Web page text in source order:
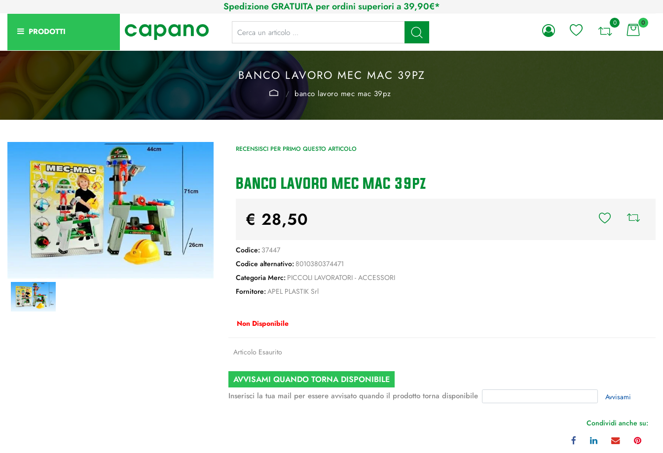
Spedizione GRATUITA per ordini superiori a 39,90€*
PRODOTTI
La modifica di un filtro aggiorna automaticamente gli altri filtri disponibili. 0 0
BANCO LAVORO MEC MAC 39PZ
banco lavoro mec mac 39pz
RECENSISCI PER PRIMO QUESTO ARTICOLO
BANCO LAVORO MEC MAC 39pz
€ 28,50
Codice: 37447
Codice alternativo: 8010380374471
Categoria Merc: PICCOLI LAVORATORI - ACCESSORI
Fornitore: APEL PLASTIK Srl
Non Disponibile
Articolo Esaurito
AVVISAMI QUANDO TORNA DISPONIBILE
Inserisci la tua mail per essere avvisato quando il prodotto torna disponibile Avvisami
Condividi anche su: